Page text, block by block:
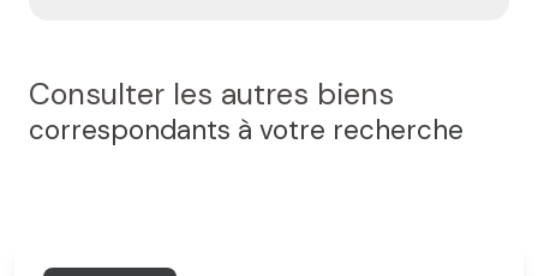
Consulter les autres biens
correspondants à votre recherche